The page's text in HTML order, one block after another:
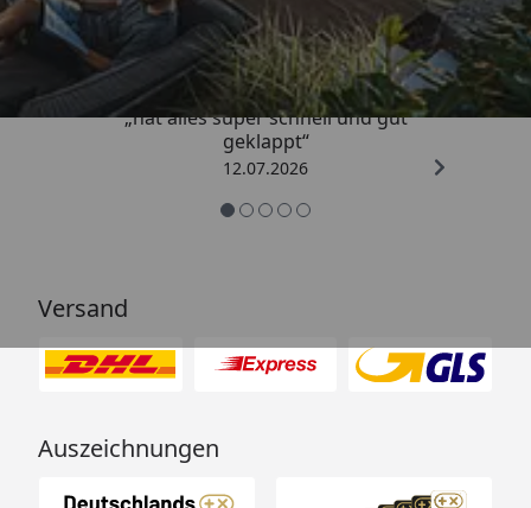
4,71/ 5
„hat alles super schnell und gut
geklappt“
12.07.2026
Versand
Auszeichnungen